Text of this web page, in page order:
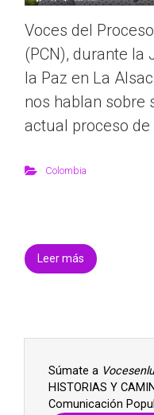
Voces del
(PCN), durante la
la Paz en La
nos hablan sobre
actual proceso de
Colombia
Leer más
Súmate a
HISTORIAS Y
Comunicación